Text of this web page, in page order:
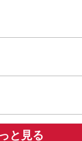
と見る